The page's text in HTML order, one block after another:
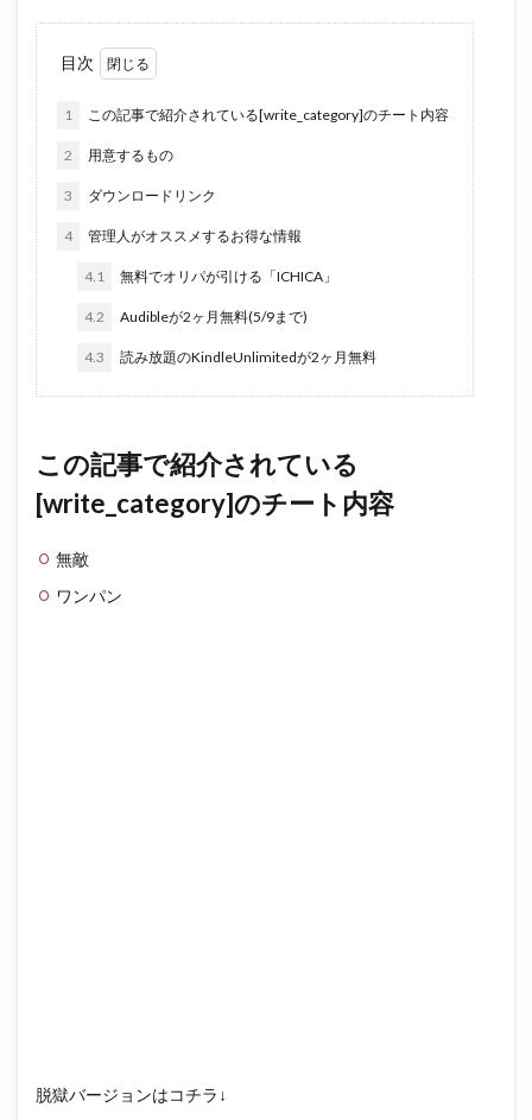
目次
1 この記事で紹介されている[write_category]のチート内容
2 用意するもの
3 ダウンロードリンク
4 管理人がオススメするお得な情報
4.1 無料でオリパが引ける「ICHICA」
4.2 Audibleが2ヶ月無料(5/9まで)
4.3 読み放題のKindleUnlimitedが2ヶ月無料
この記事で紹介されている
[write_category]のチート内容
無敵
ワンパン
脱獄バージョンはコチラ↓